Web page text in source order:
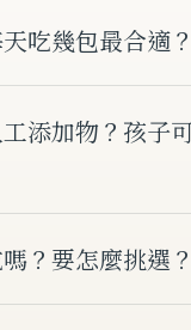
然農法芳療精露
汁。免冷藏、免
入口，也更適合
吃幾包最合適？
包；舒萌凍建議
分溢出，並細嚼
添加物？孩子
原色與原味調味
以下孩童、孕婦
？要怎麼挑選？